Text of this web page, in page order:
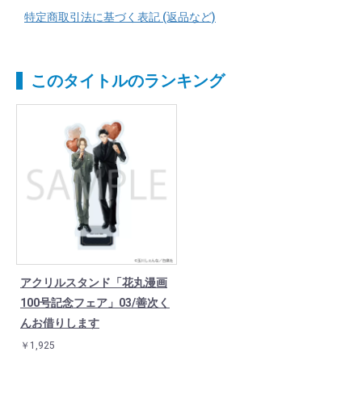
特定商取引法に基づく表記 (返品など)
このタイトルのランキング
アクリルスタンド「花丸漫画
100号記念フェア」03/善次く
んお借りします
￥1,925